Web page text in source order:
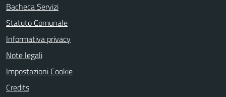
Bacheca Servizi
Statuto Comunale
Informativa privacy
Note legali
Impostazioni Cookie
Credits